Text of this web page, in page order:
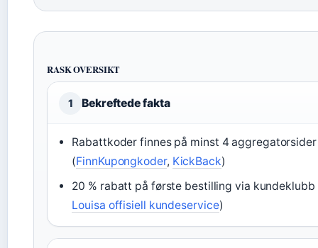
RASK OVERSIKT
1 Bekreftede fakta
Rabattkoder finnes på minst 4 aggregatorsider
(FinnKupongkoder, KickBack)
20 % rabatt på første bestilling via kundeklubb
Louisa offisiell kundeservice)